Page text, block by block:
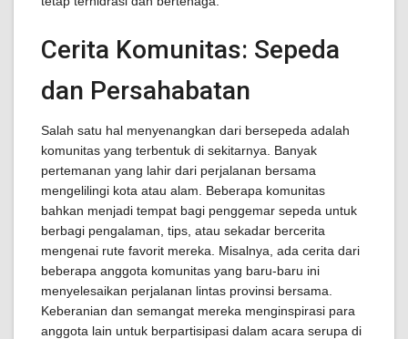
Cerita Komunitas: Sepeda
dan Persahabatan
Salah satu hal menyenangkan dari bersepeda adalah
komunitas yang terbentuk di sekitarnya. Banyak
pertemanan yang lahir dari perjalanan bersama
mengelilingi kota atau alam. Beberapa komunitas
bahkan menjadi tempat bagi penggemar sepeda untuk
berbagi pengalaman, tips, atau sekadar bercerita
mengenai rute favorit mereka. Misalnya, ada cerita dari
beberapa anggota komunitas yang baru-baru ini
menyelesaikan perjalanan lintas provinsi bersama.
Keberanian dan semangat mereka menginspirasi para
anggota lain untuk berpartisipasi dalam acara serupa di